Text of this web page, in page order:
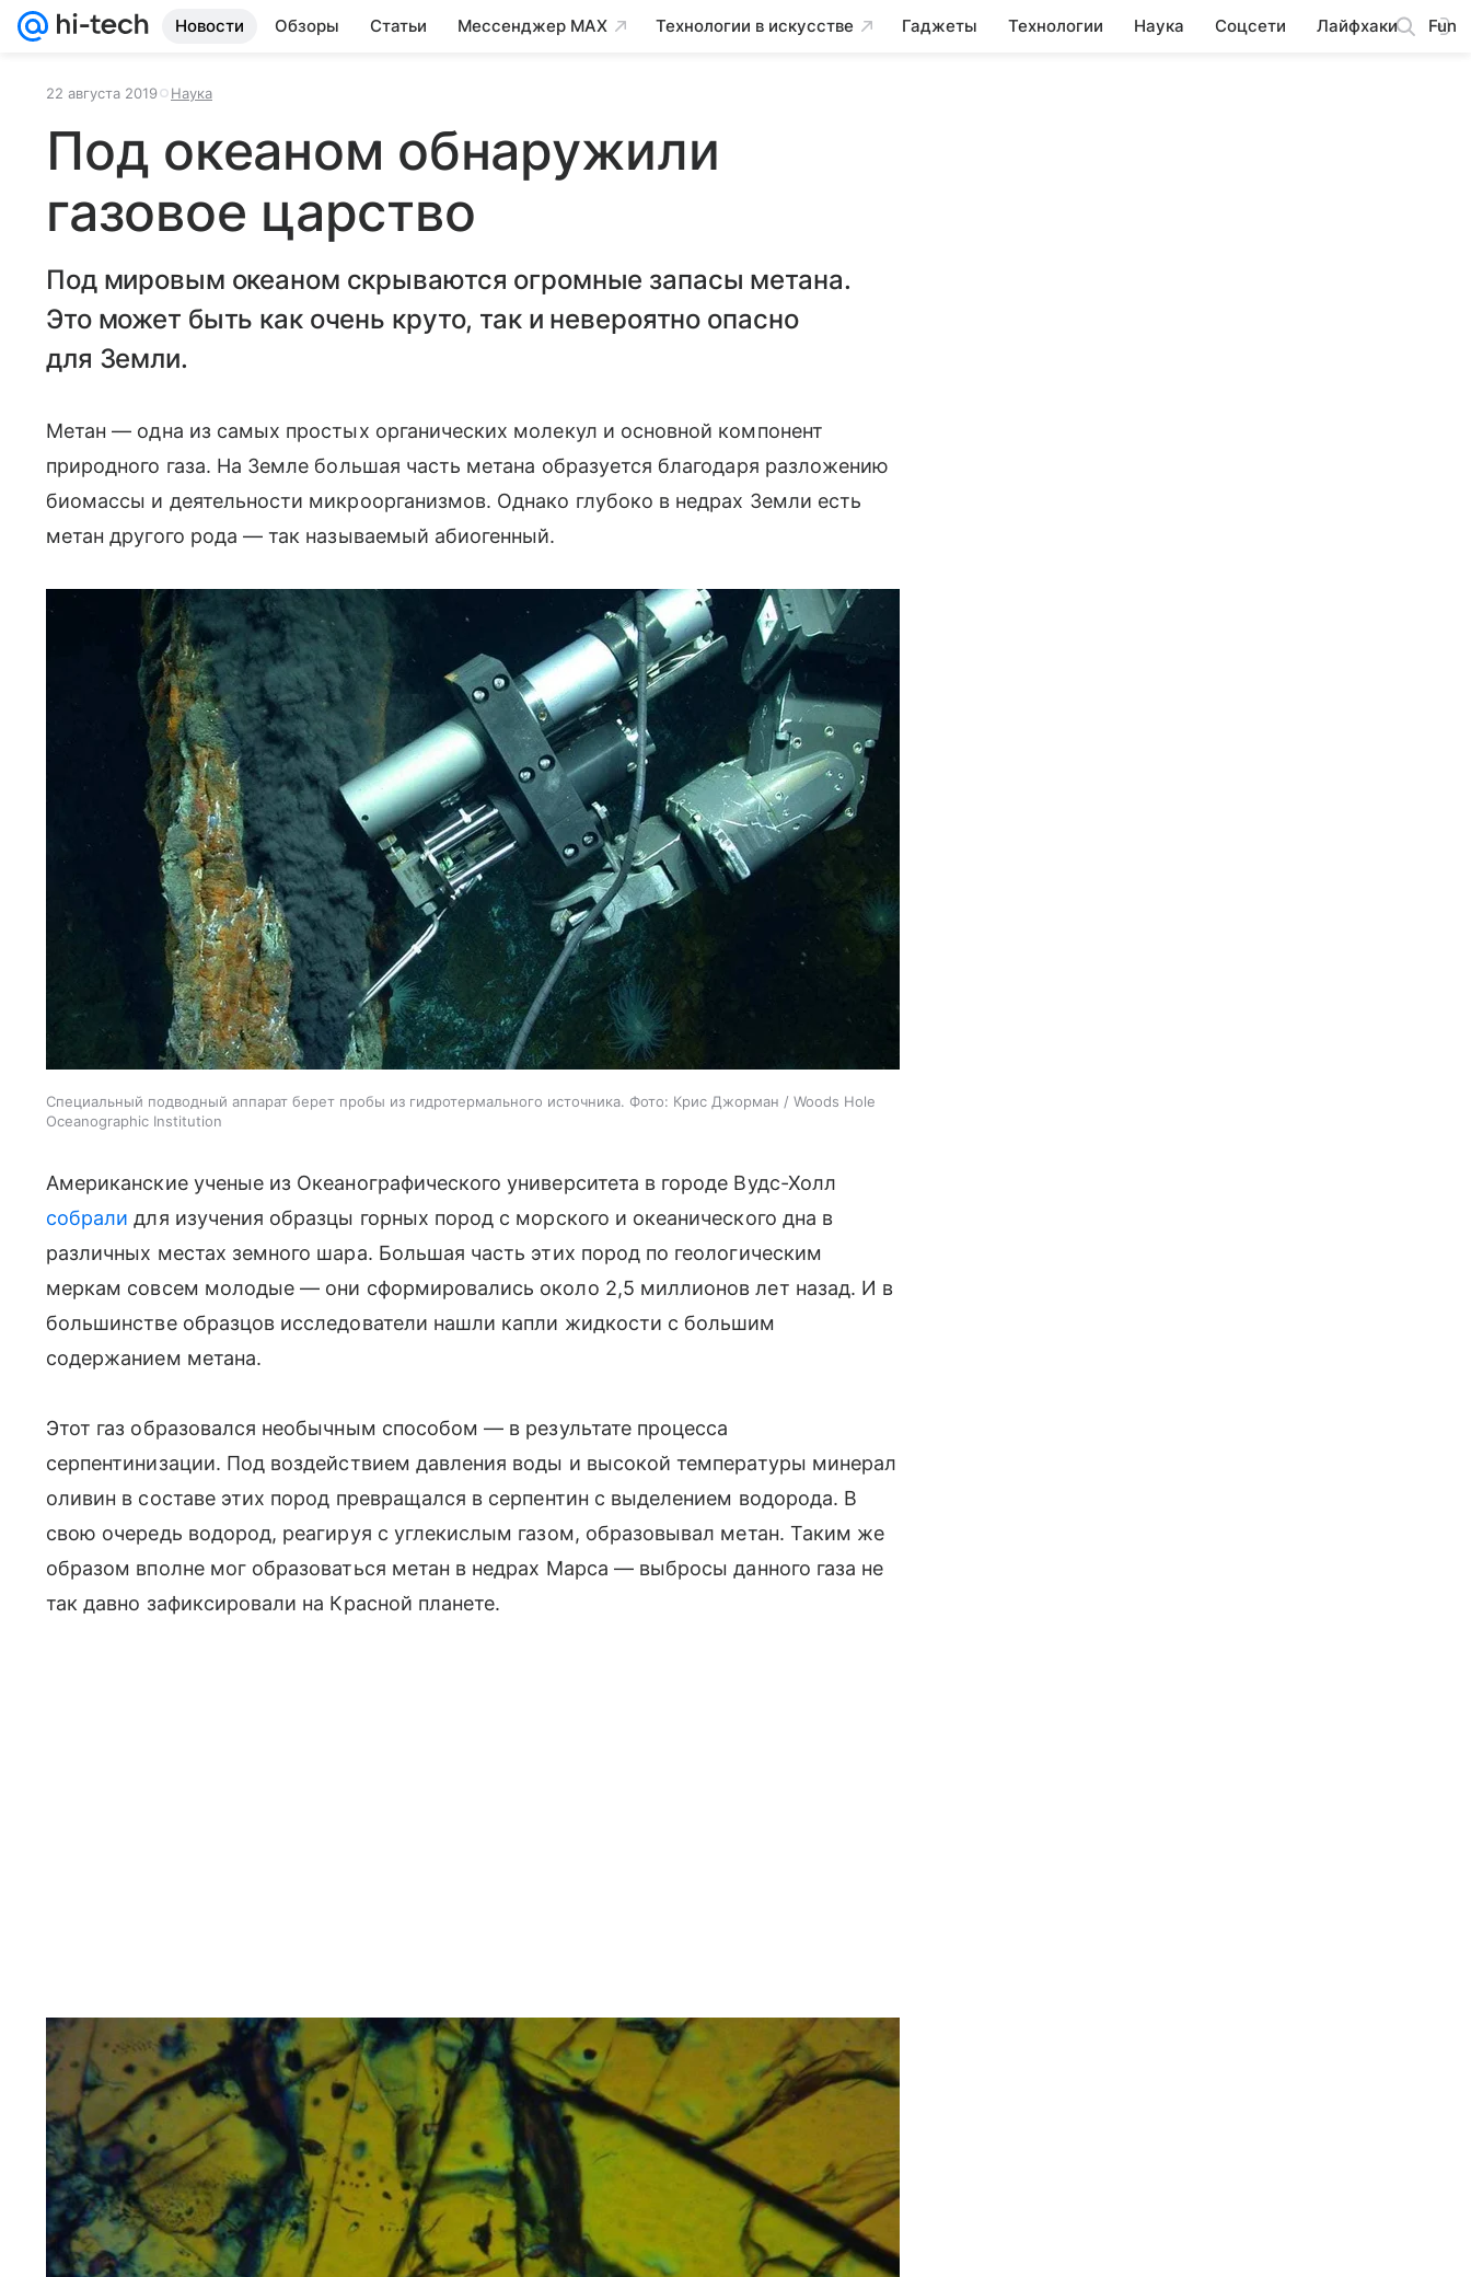
Новости Обзоры Статьи Мессенджер MAX Технологии в искусстве Гаджеты Технологии Наука Соцсети Лайфхаки Fun
22 августа 2019 Наука
Под океаном обнаружили
газовое царство
Под мировым океаном скрываются огромные запасы метана.
Это может быть как очень круто, так и невероятно опасно
для Земли.
Метан — одна из самых простых органических молекул и основной компонент
природного газа. На Земле большая часть метана образуется благодаря разложению
биомассы и деятельности микроорганизмов. Однако глубоко в недрах Земли есть
метан другого рода — так называемый абиогенный.
Специальный подводный аппарат берет пробы из гидротермального источника. Фото: Крис Джорман / Woods Hole
Oceanographic Institution
Американские ученые из Океанографического университета в городе Вудс-Холл
собрали для изучения образцы горных пород с морского и океанического дна в
различных местах земного шара. Большая часть этих пород по геологическим
меркам совсем молодые — они сформировались около 2,5 миллионов лет назад. И в
большинстве образцов исследователи нашли капли жидкости с большим
содержанием метана.
Этот газ образовался необычным способом — в результате процесса
серпентинизации. Под воздействием давления воды и высокой температуры минерал
оливин в составе этих пород превращался в серпентин с выделением водорода. В
свою очередь водород, реагируя с углекислым газом, образовывал метан. Таким же
образом вполне мог образоваться метан в недрах Марса — выбросы данного газа не
так давно зафиксировали на Красной планете.